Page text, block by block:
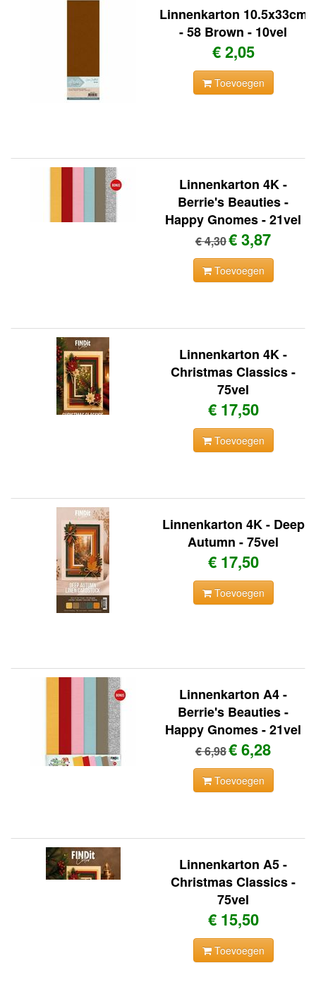
Linnenkarton 10.5x33cm
- 58 Brown - 10vel
€ 2,05
Toevoegen
Linnenkarton 4K -
Berrie's Beauties -
Happy Gnomes - 21vel
€ 4,30€ 3,87
Toevoegen
Linnenkarton 4K -
Christmas Classics -
75vel
€ 17,50
Toevoegen
Linnenkarton 4K - Deep
Autumn - 75vel
€ 17,50
Toevoegen
Linnenkarton A4 -
Berrie's Beauties -
Happy Gnomes - 21vel
€ 6,98€ 6,28
Toevoegen
Linnenkarton A5 -
Christmas Classics -
75vel
€ 15,50
Toevoegen